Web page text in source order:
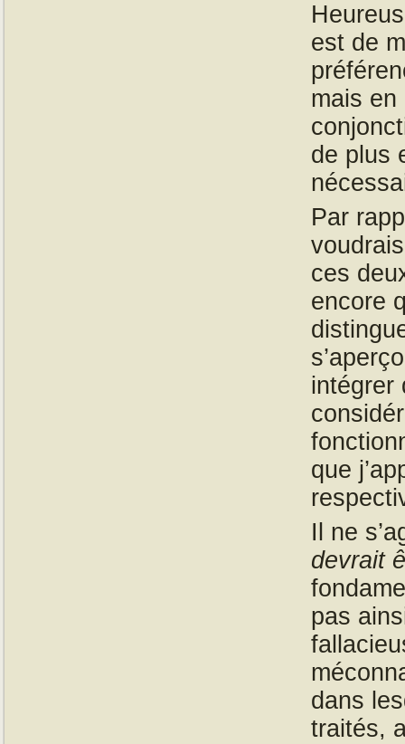
est de
mais en
de plus
Par
ces
encore
intégrer
que
Il ne
devrait
pas
dans
traités,